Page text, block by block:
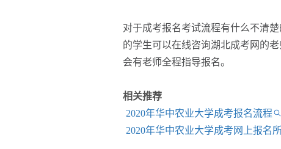
对于成考报名考试流程有什么不清
的学生可以在线咨询湖北成考网的
会有老师全程指导报名。
相关推荐
2020年华中农业大学成考报名流程
2020年华中农业大学成考网上报名